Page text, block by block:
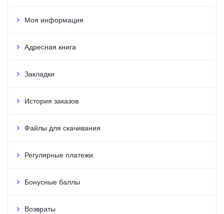
Моя информация
Адресная книга
Закладки
История заказов
Файлы для скачивания
Регулярные платежи
Бонусные баллы
Возвраты